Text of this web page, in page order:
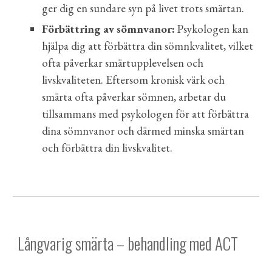
ger dig en sundare syn på livet trots smärtan.
Förbättring av sömnvanor: Psykologen kan
hjälpa dig att förbättra din sömnkvalitet, vilket
ofta påverkar smärtupplevelsen och
livskvaliteten. Eftersom kronisk värk och
smärta ofta påverkar sömnen, arbetar du
tillsammans med psykologen för att förbättra
dina sömnvanor och därmed minska smärtan
och förbättra din livskvalitet.
Långvarig smärta – behandling med ACT